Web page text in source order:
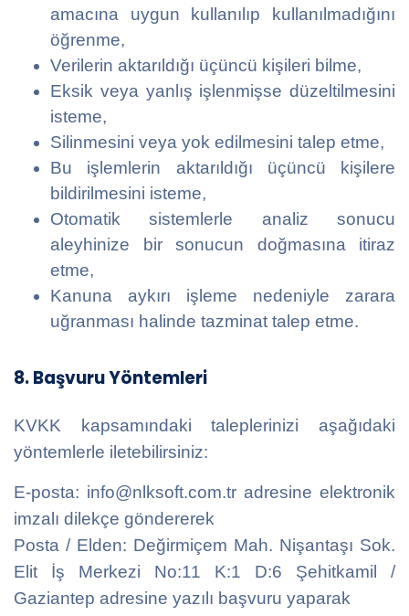
amacına uygun kullanılıp kullanılmadığını
öğrenme,
Verilerin aktarıldığı üçüncü kişileri bilme,
Eksik veya yanlış işlenmişse düzeltilmesini
isteme,
Silinmesini veya yok edilmesini talep etme,
Bu işlemlerin aktarıldığı üçüncü kişilere
bildirilmesini isteme,
Otomatik sistemlerle analiz sonucu
aleyhinize bir sonucun doğmasına itiraz
etme,
Kanuna aykırı işleme nedeniyle zarara
uğranması halinde tazminat talep etme.
8. Başvuru Yöntemleri
KVKK kapsamındaki taleplerinizi aşağıdaki
yöntemlerle iletebilirsiniz:
E-posta: info@nlksoft.com.tr adresine elektronik
imzalı dilekçe göndererek
Posta / Elden: Değirmiçem Mah. Nişantaşı Sok.
Elit İş Merkezi No:11 K:1 D:6 Şehitkamil /
Gaziantep adresine yazılı başvuru yaparak